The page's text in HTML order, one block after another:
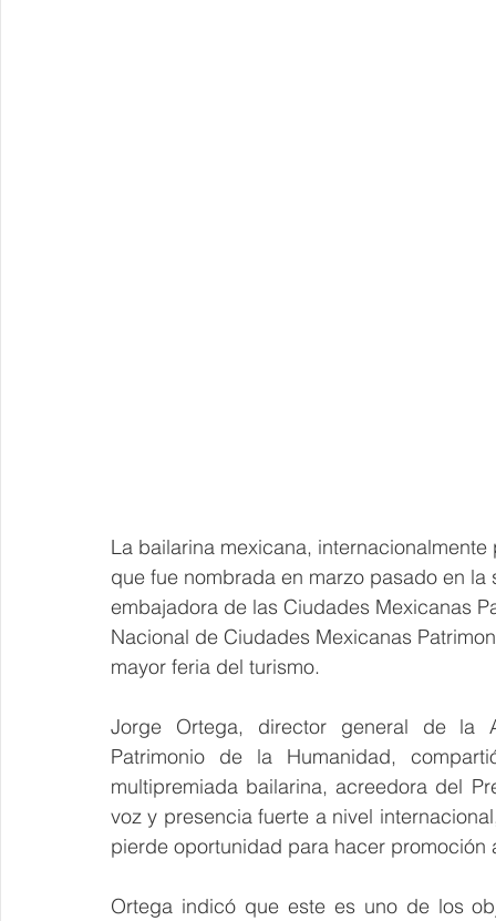
La bailarina mexicana,
que fue nombrada en marzo pasado en
embajadora de las Ciudades Mexicanas
Nacional de Ciudades Mexicanas
mayor feria del turismo.
Jorge Ortega, director general de la
Patrimonio de la Humanidad,
multipremiada bailarina, acreedora del
voz y presencia fuerte a nivel
pierde oportunidad para hacer
Ortega indicó que este es uno de los